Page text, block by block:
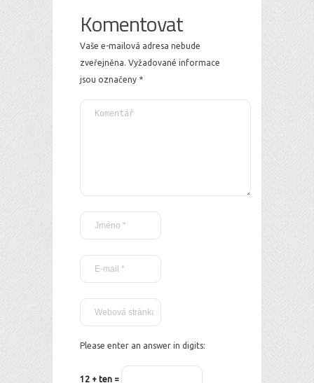
Komentovat
Vaše e-mailová adresa nebude
zveřejněna. Vyžadované informace
jsou označeny *
Please enter an answer in digits:
12 + ten =